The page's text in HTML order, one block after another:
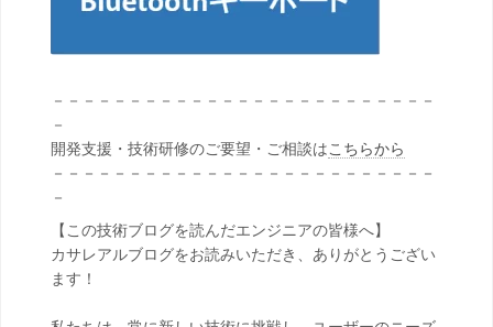
－－－－－－－－－－－－－－－－－－－－－－－－－
－
開発支援・技術研修のご要望・ご相談はこちらから
－－－－－－－－－－－－－－－－－－－－－－－－－
－
【この技術ブログを読んだエンジニアの皆様へ】
カサレアルブログをお読みいただき、ありがとうござい
ます！